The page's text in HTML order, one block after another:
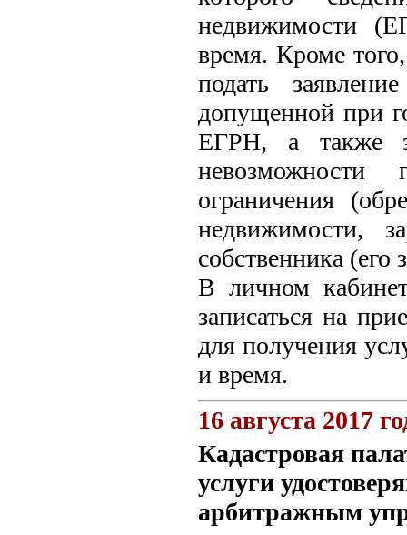
недвижимости
время. Кроме
подать
допущенной при
ЕГРН, а также
невозможности
ограничения
недвижимости,
собственника (его
В личном
записаться на
для получения
и время.
16 августа 2017
Кадастровая
услуги
арбитражным